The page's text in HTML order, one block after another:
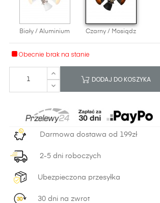
Biały / Aluminium Czarny / Mosiądz
Obecnie brak na stanie
DODAJ DO KOSZYKA
Darmowa dostawa od 199zł
2-5 dni roboczych
Ubezpieczona przesyłka
30 dni na zwrot